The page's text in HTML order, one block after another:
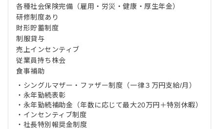
各種社会保険完備（雇用・労災・健康・厚生年金）
研修制度あり
財形貯蓄制度
制服貸与
売上インセンティブ
従業員持ち株会
食事補助
・シングルマザー・ファザー制度（一律３万円支給/月）
・永年勤続表彰
・永年勤続補助金（年数に応じて最大20万円＋特別休暇）
・インセンティブ制度
・社⻑特別報奨金制度